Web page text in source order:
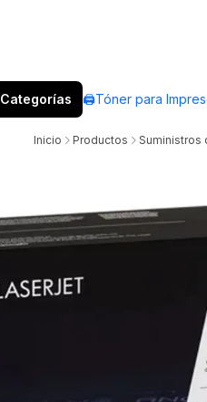
Categorías 🖨️Tóner para
Inicio Productos Suministros